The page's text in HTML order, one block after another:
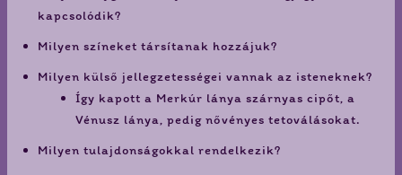
kapcsolódik?
Milyen színeket társítanak hozzájuk?
Milyen külső jellegzetességei vannak az isteneknek?
Így kapott a Merkúr lánya szárnyas cipőt, a
Vénusz lánya, pedig nővényes tetoválásokat.
Milyen tulajdonságokkal rendelkezik?